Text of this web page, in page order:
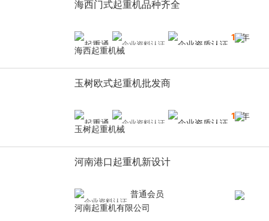
海西门式起重机品种齐全
10年
海西起重机械
玉树欧式起重机批发商
10年
玉树起重机械
河南港口起重机新设计
普通会员
河南起重机有限公司